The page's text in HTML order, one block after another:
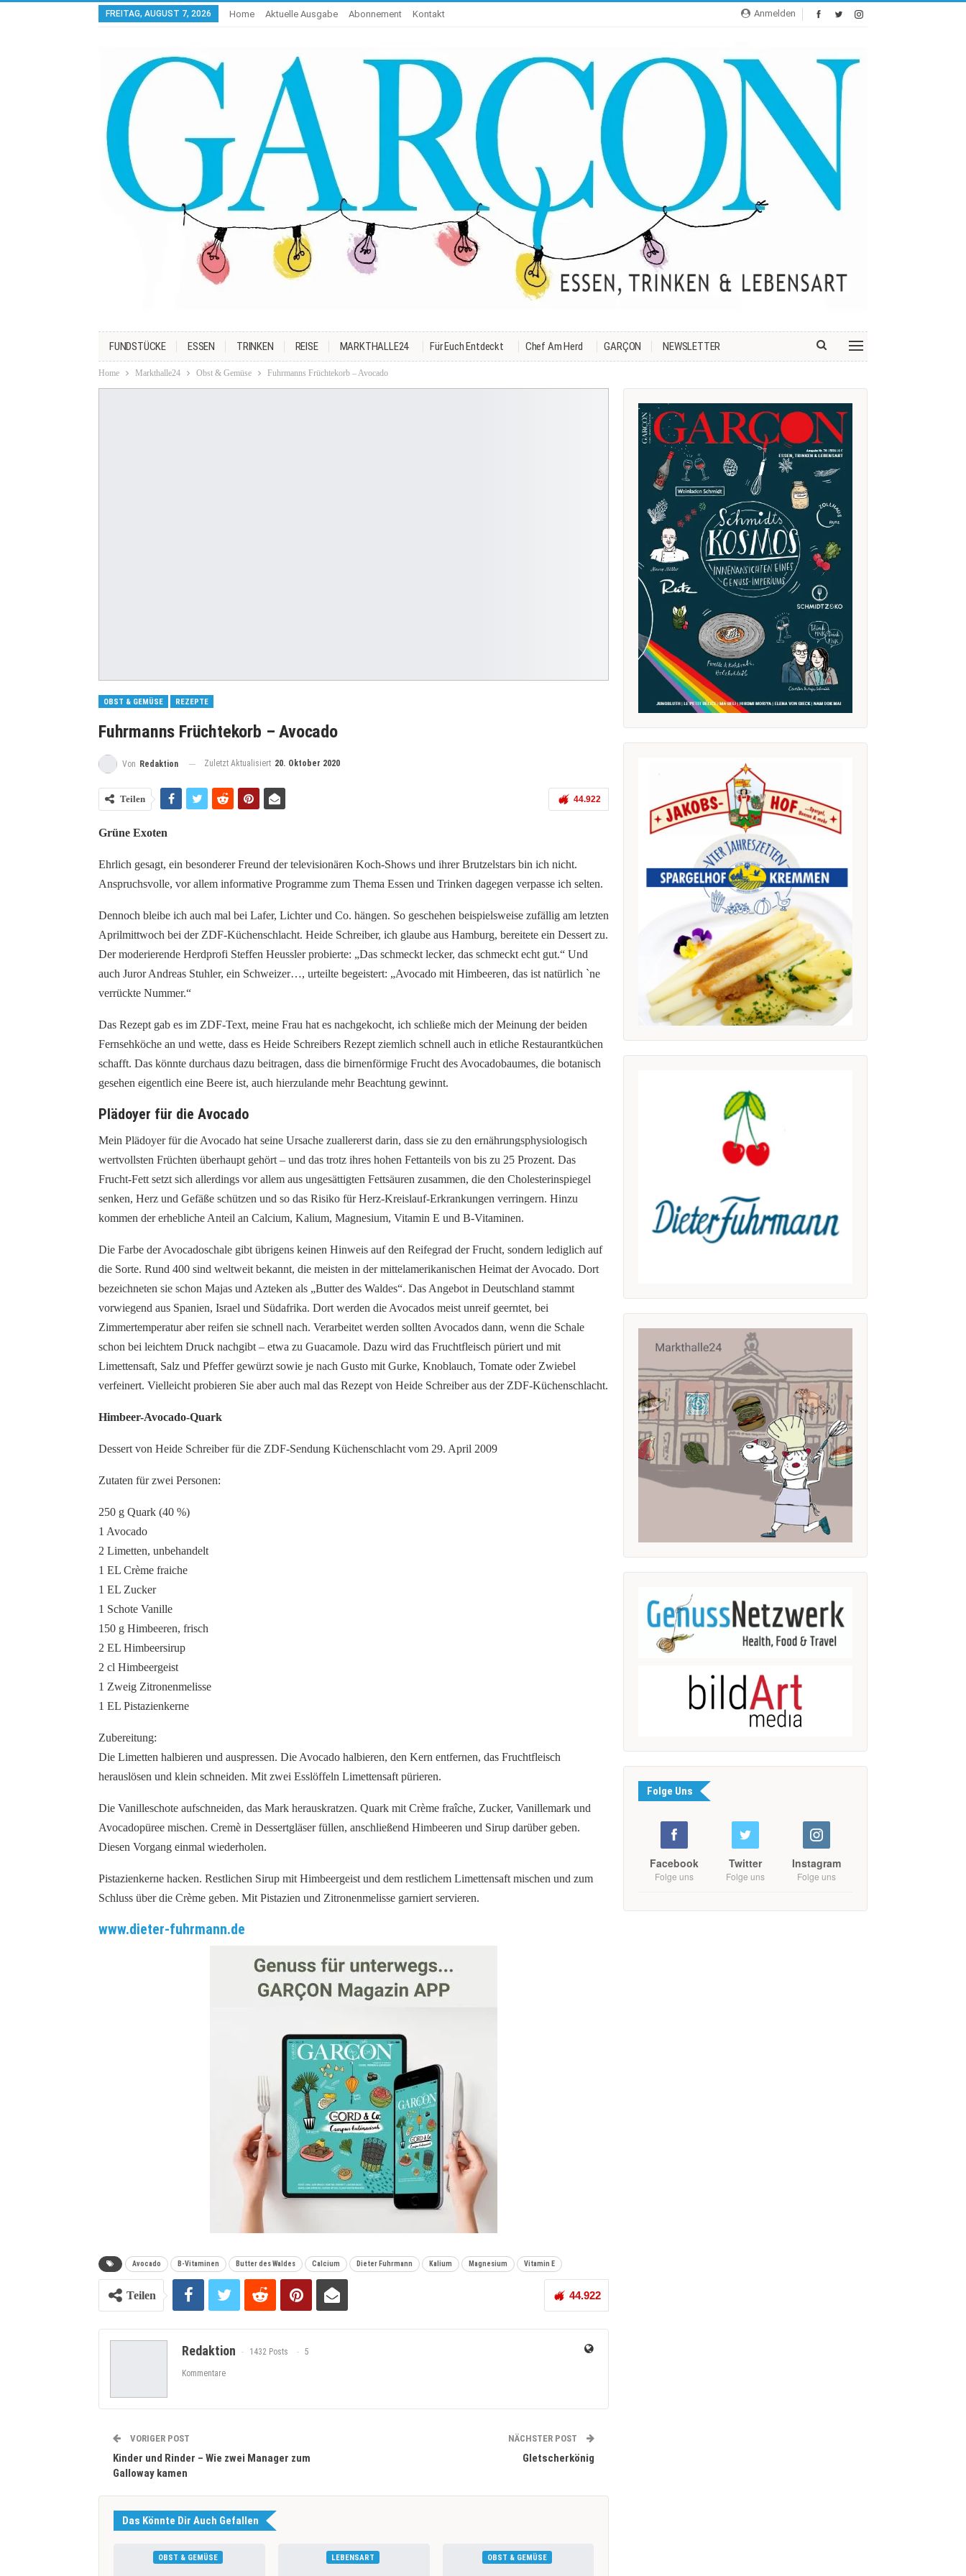
Anmelden
FREITAG, AUGUST 7, 2026 Home Aktuelle Ausgabe Abonnement Kontakt
FUNDSTÜCKE ESSEN TRINKEN REISE MARKTHALLE24 Für Euch Entdeckt Chef Am Herd GARÇON NEWSLETTER
Home Markthalle24 Obst & Gemüse Fuhrmanns Früchtekorb – Avocado
OBST & GEMÜSE REZEPTE
Fuhrmanns Früchtekorb – Avocado
Von Redaktion Zuletzt Aktualisiert 20. Oktober 2020
44.922
Teilen
Grüne Exoten
Ehrlich gesagt, ein besonderer Freund der televisionären Koch-Shows und ihrer Brutzelstars bin ich nicht.
Anspruchsvolle, vor allem informative Programme zum Thema Essen und Trinken dagegen verpasse ich selten.
Dennoch bleibe ich auch mal bei Lafer, Lichter und Co. hängen. So geschehen beispielsweise zufällig am letzten
Aprilmittwoch bei der ZDF-Küchenschlacht. Heide Schreiber, ich glaube aus Hamburg, bereitete ein Dessert zu.
Der moderierende Herdprofi Steffen Heussler probierte: „Das schmeckt lecker, das schmeckt echt gut.“ Und
auch Juror Andreas Stuhler, ein Schweizer…, urteilte begeistert: „Avocado mit Himbeeren, das ist natürlich `ne
verrückte Nummer.“
Das Rezept gab es im ZDF-Text, meine Frau hat es nachgekocht, ich schließe mich der Meinung der beiden
Fernsehköche an und wette, dass es Heide Schreibers Rezept ziemlich schnell auch in etliche Restaurantküchen
schafft. Das könnte durchaus dazu beitragen, dass die birnenförmige Frucht des Avocadobaumes, die botanisch
gesehen eigentlich eine Beere ist, auch hierzulande mehr Beachtung gewinnt.
Plädoyer für die Avocado
Mein Plädoyer für die Avocado hat seine Ursache zuallererst darin, dass sie zu den ernährungsphysiologisch
wertvollsten Früchten überhaupt gehört – und das trotz ihres hohen Fettanteils von bis zu 25 Prozent. Das
Frucht-Fett setzt sich allerdings vor allem aus ungesättigten Fettsäuren zusammen, die den Cholesterinspiegel
senken, Herz und Gefäße schützen und so das Risiko für Herz-Kreislauf-Erkrankungen verringern. Hinzu
kommen der erhebliche Anteil an Calcium, Kalium, Magnesium, Vitamin E und B-Vitaminen.
Die Farbe der Avocadoschale gibt übrigens keinen Hinweis auf den Reifegrad der Frucht, sondern lediglich auf
die Sorte. Rund 400 sind weltweit bekannt, die meisten in der mittelamerikanischen Heimat der Avocado. Dort
bezeichneten sie schon Majas und Azteken als „Butter des Waldes“. Das Angebot in Deutschland stammt
vorwiegend aus Spanien, Israel und Südafrika. Dort werden die Avocados meist unreif geerntet, bei
Zimmertemperatur aber reifen sie schnell nach. Verarbeitet werden sollten Avocados dann, wenn die Schale
schon bei leichtem Druck nachgibt – etwa zu Guacamole. Dazu wird das Fruchtfleisch püriert und mit
Limettensaft, Salz und Pfeffer gewürzt sowie je nach Gusto mit Gurke, Knoblauch, Tomate oder Zwiebel
verfeinert. Vielleicht probieren Sie aber auch mal das Rezept von Heide Schreiber aus der ZDF-Küchenschlacht.
Himbeer-Avocado-Quark
Dessert von Heide Schreiber für die ZDF-Sendung Küchenschlacht vom 29. April 2009
Zutaten für zwei Personen:
250 g Quark (40 %)
1 Avocado
2 Limetten, unbehandelt
1 EL Crème fraiche
1 EL Zucker
1 Schote Vanille
150 g Himbeeren, frisch
2 EL Himbeersirup
2 cl Himbeergeist
1 Zweig Zitronenmelisse
1 EL Pistazienkerne
Zubereitung:
Die Limetten halbieren und auspressen. Die Avocado halbieren, den Kern entfernen, das Fruchtfleisch
herauslösen und klein schneiden. Mit zwei Esslöffeln Limettensaft pürieren.
Die Vanilleschote aufschneiden, das Mark herauskratzen. Quark mit Crème fraîche, Zucker, Vanillemark und
Avocadopüree mischen. Cremè in Dessertgläser füllen, anschließend Himbeeren und Sirup darüber geben.
Diesen Vorgang einmal wiederholen.
Pistazienkerne hacken. Restlichen Sirup mit Himbeergeist und dem restlichem Limettensaft mischen und zum
Schluss über die Crème geben. Mit Pistazien und Zitronenmelisse garniert servieren.
www.dieter-fuhrmann.de
Avocado B-Vitaminen Butter des Waldes Calcium Dieter Fuhrmann Kalium Magnesium Vitamin E
44.922
Teilen
Redaktion 1432 Posts 5
Kommentare
VORIGER POST
Kinder und Rinder – Wie zwei Manager zum
Galloway kamen
NÄCHSTER POST
Gletscherkönig
Das Könnte Dir Auch Gefallen
OBST & GEMÜSE LEBENSART OBST & GEMÜSE
Folge Uns
Facebook
Folge uns
Twitter
Folge uns
Instagram
Folge uns